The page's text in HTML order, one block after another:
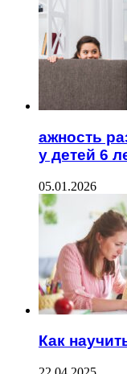
ажность
у детей 6
05.01.2026
Как